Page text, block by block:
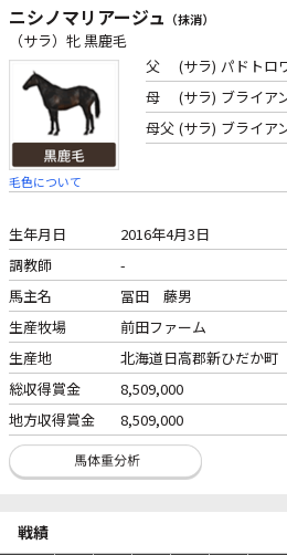
ニシノマリアージュ （抹消）
（サラ）牝 黒鹿毛
毛色について
父 (サラ) パドトロ
母
(サラ) ブライア
母父 (サラ) ブライア
生年月日
2016年4月3日
調教師
-
馬主名
冨田 藤男
生産牧場
前田ファーム
生産地
北海道日高郡新ひだか町
総収得賞金
8,509,000
地方収得賞金
8,509,000
戦績